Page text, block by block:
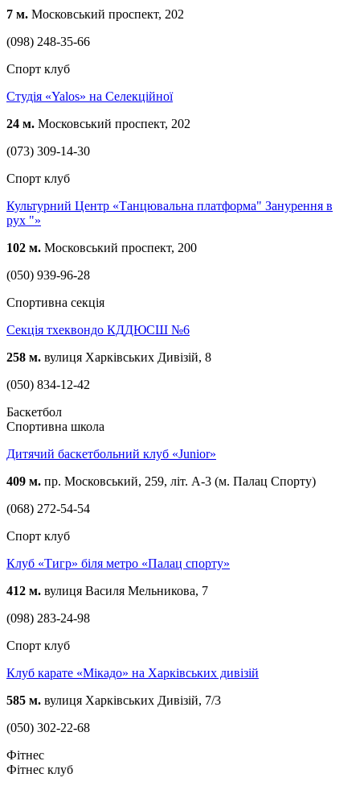
7 м. Московський проспект, 202
(098) 248-35-66
Спорт клуб
Студія «Yalos» на Селекційної
24 м. Московський проспект, 202
(073) 309-14-30
Спорт клуб
Культурний Центр «Танцювальна платформа" Занурення в
рух "»
102 м. Московський проспект, 200
(050) 939-96-28
Спортивна секція
Секція тхеквондо КДДЮСШ №6
258 м. вулиця Харківських Дивізій, 8
(050) 834-12-42
Баскетбол
Спортивна школа
Дитячий баскетбольний клуб «Junior»
409 м. пр. Московський, 259, літ. А-3 (м. Палац Спорту)
(068) 272-54-54
Спорт клуб
Клуб «Тигр» біля метро «Палац спорту»
412 м. вулиця Василя Мельникова, 7
(098) 283-24-98
Спорт клуб
Клуб карате «Мікадо» на Харківських дивізій
585 м. вулиця Харківських Дивізій, 7/3
(050) 302-22-68
Фітнес
Фітнес клуб